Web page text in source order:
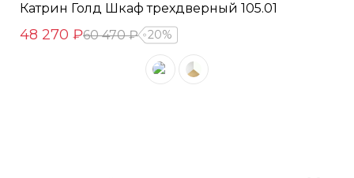
Катрин Голд Шкаф трехдверный 105.01
48 270 ₽60 470 ₽ 20%